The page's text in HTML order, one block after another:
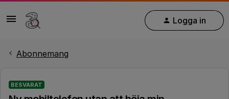
Logga in
Abonnemang
BESVARAT